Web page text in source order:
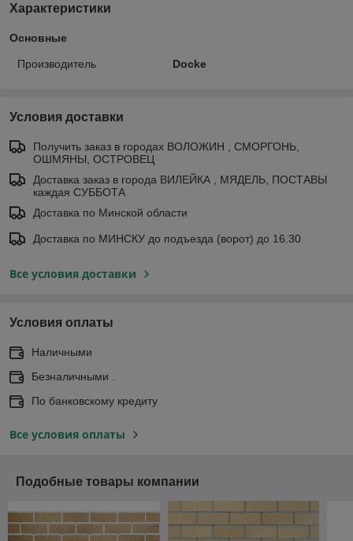
Характеристики
Основные
Производитель Docke
Условия доставки
Получить заказ в городах ВОЛОЖИН , СМОРГОНЬ,
ОШМЯНЫ, ОСТРОВЕЦ
Доставка заказ в города ВИЛЕЙКА , МЯДЕЛЬ, ПОСТАВЫ
каждая СУББОТА
Доставка по Минской области
Доставка по МИНСКУ до подъезда (ворот) до 16.30
Все условия доставки
Условия оплаты
Наличными
Безналичными .
По банковскому кредиту
Все условия оплаты
Подобные товары компании